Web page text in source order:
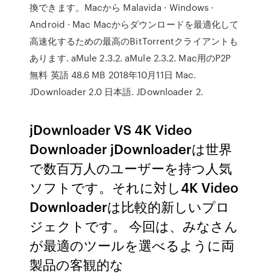
換できます。Macから Malavida · Windows ·
Android · Mac Macからダウンロードを最適化して
高速化するための最高のBitTorrentクライアントも
あります. aMule 2.3.2. aMule 2.3.2. Mac用のP2P
無料 英語 48.6 MB 2018年10月11日 Mac.
JDownloader 2.0 日本語. JDownloader 2.
jDownloader VS 4K Video
Downloader jDownloaderは世界
で数百万人のユーザーを持つ人気
ソフトです。それに対し4K Video
Downloaderは比較的新しいプロ
ジェクトです。 今回は、みなさん
が最適のツールを選べるように両
製品の客観的な